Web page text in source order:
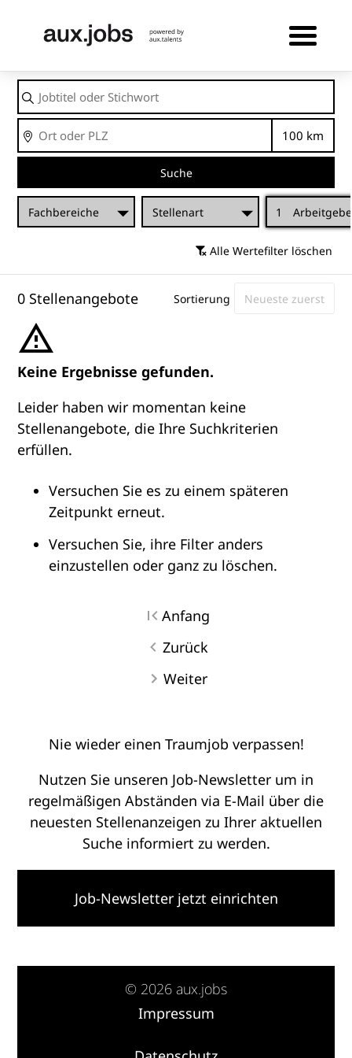
Jobtitel
oder
Stichwort
Ort
Suche
Fachbereiche Stellenart 1
Alle Wertefilter löschen
0 Stellenangebote Sortierung
Keine Ergebnisse gefunden.
Leider haben wir momentan keine
Stellenangebote, die Ihre Suchkriterien
erfüllen.
Versuchen Sie es zu einem späteren
Zeitpunkt erneut.
Versuchen Sie, ihre Filter anders
einzustellen oder ganz zu löschen.
Anfang
Zurück
Weiter
Nie wieder einen Traumjob verpassen!
Nutzen Sie unseren Job-Newsletter um in
regelmäßigen Abständen via E-Mail über die
neuesten Stellenanzeigen zu Ihrer aktuellen
Suche informiert zu werden.
Job-Newsletter jetzt einrichten
© 2026 aux.jobs
Impressum